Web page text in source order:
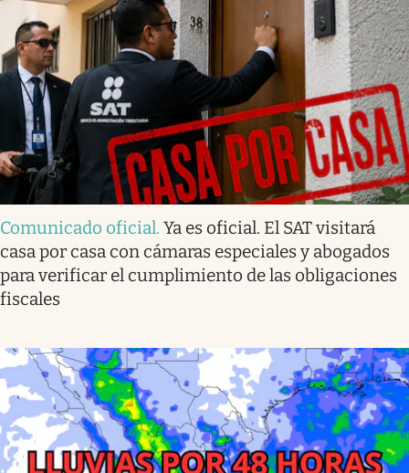
Comunicado oficial. Ya es oficial. El SAT visitará
casa por casa con cámaras especiales y abogados
para verificar el cumplimiento de las obligaciones
fiscales